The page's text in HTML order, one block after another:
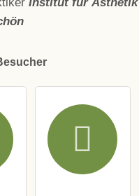
.
Kenntnis genommen.